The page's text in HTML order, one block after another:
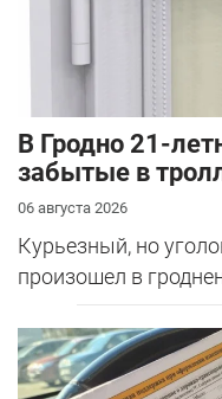
В Гродно 21-
забытые в
06 августа 2026
Курьезный, но
произошел в